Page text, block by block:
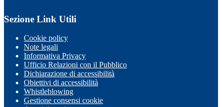
Sezione Link Utili
Cookie policy
Note legali
Informativa Privacy
Ufficio Relazioni con il Pubblico
Dichiarazione di accessibilità
Obiettivi di accessibilità
Whistleblowing
Gestione consensi cookie